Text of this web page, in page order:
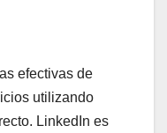
efectivas de
utilizando
LinkedIn es